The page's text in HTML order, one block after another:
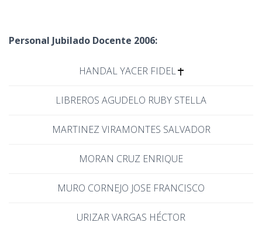
Personal Jubilado Docente 2006:
HANDAL YACER FIDEL
LIBREROS AGUDELO RUBY STELLA
MARTINEZ VIRAMONTES SALVADOR
MORAN CRUZ ENRIQUE
MURO CORNEJO JOSE FRANCISCO
URIZAR VARGAS HÉCTOR